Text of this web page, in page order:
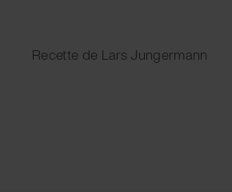
Recette de Lars Jungermann